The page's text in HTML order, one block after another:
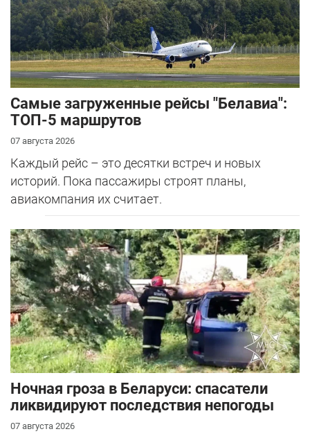
Самые загруженные рейсы "Белавиа":
ТОП-5 маршрутов
07 августа 2026
Каждый рейс – это десятки встреч и новых
историй. Пока пассажиры строят планы,
авиакомпания их считает.
Ночная гроза в Беларуси: спасатели
ликвидируют последствия непогоды
07 августа 2026